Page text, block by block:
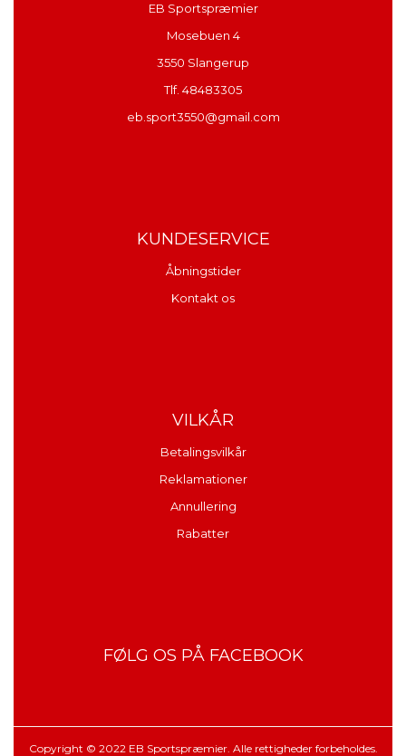
EB Sportspræmier
Mosebuen 4
3550 Slangerup
Tlf. 48483305
eb.sport3550@gmail.com
KUNDESERVICE
Åbningstider
Kontakt os
VILKÅR
Betalingsvilkår
Reklamationer
Annullering
Rabatter
FØLG OS PÅ FACEBOOK
Copyright © 2022 EB Sportspræmier. Alle rettigheder forbeholdes.